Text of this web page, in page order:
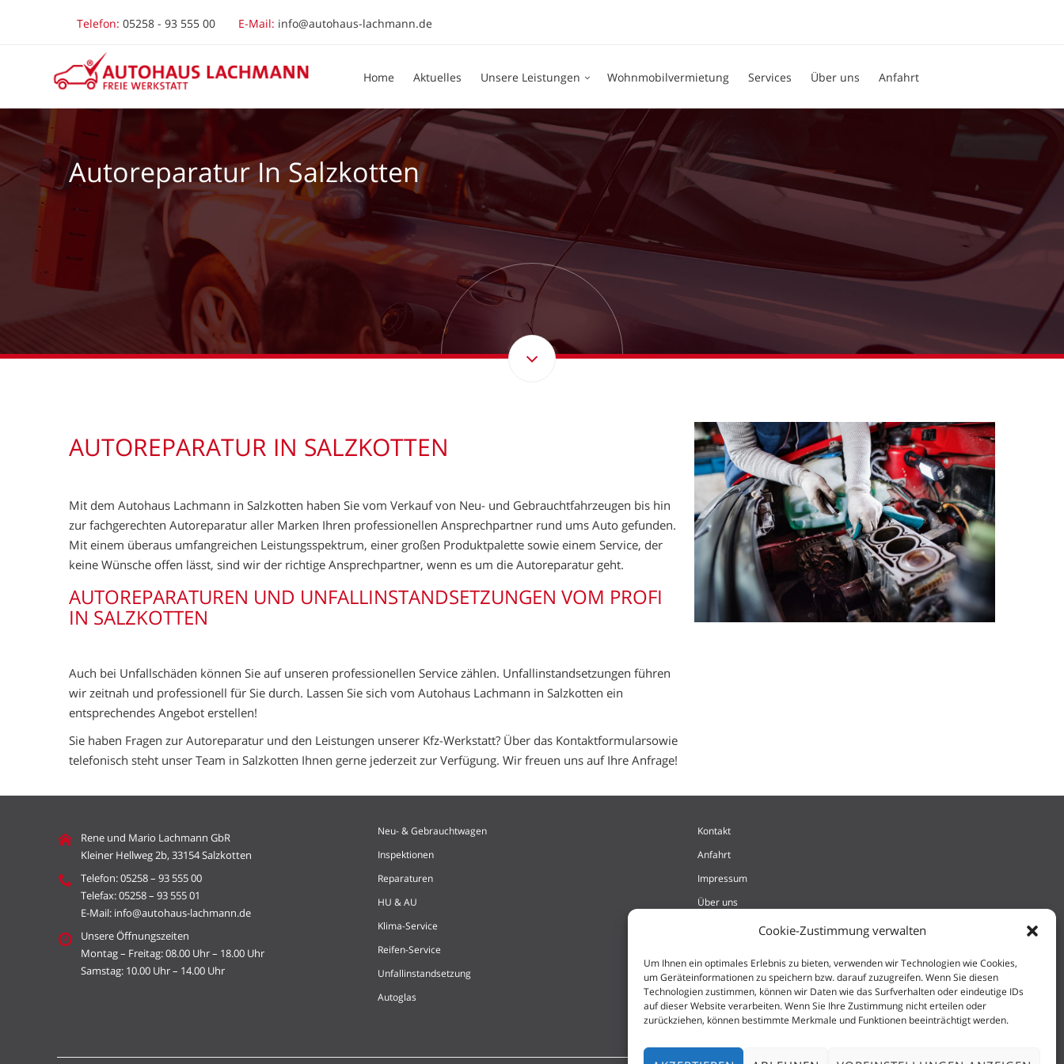
Cookie-Zustimmung verwalten
Um Ihnen ein optimales Erlebnis zu bieten, verwenden wir Technologien wie Cookies,
um Geräteinformationen zu speichern bzw. darauf zuzugreifen. Wenn Sie diesen
Technologien zustimmen, können wir Daten wie das Surfverhalten oder eindeutige IDs
auf dieser Website verarbeiten. Wenn Sie Ihre Zustimmung nicht erteilen oder
zurückziehen, können bestimmte Merkmale und Funktionen beeinträchtigt werden.
Telefon: 05258 - 93 555 00 E-Mail: info@autohaus-lachmann.de
Home Aktuelles Unsere Leistungen Wohnmobilvermietung Services Über uns Anfahrt
Autoreparatur In Salzkotten
AUTOREPARATUR IN SALZKOTTEN
Mit dem Autohaus Lachmann in Salzkotten haben Sie vom Verkauf von Neu- und Gebrauchtfahrzeugen bis hin
zur fachgerechten Autoreparatur aller Marken Ihren professionellen Ansprechpartner rund ums Auto gefunden.
Mit einem überaus umfangreichen Leistungsspektrum, einer großen Produktpalette sowie einem Service, der
keine Wünsche offen lässt, sind wir der richtige Ansprechpartner, wenn es um die Autoreparatur geht.
AUTOREPARATUREN UND UNFALLINSTANDSETZUNGEN VOM PROFI
IN SALZKOTTEN
Auch bei Unfallschäden können Sie auf unseren professionellen Service zählen. Unfallinstandsetzungen führen
wir zeitnah und professionell für Sie durch. Lassen Sie sich vom Autohaus Lachmann in Salzkotten ein
entsprechendes Angebot erstellen!
Sie haben Fragen zur Autoreparatur und den Leistungen unserer Kfz-Werkstatt? Über das Kontaktformularsowie
telefonisch steht unser Team in Salzkotten Ihnen gerne jederzeit zur Verfügung. Wir freuen uns auf Ihre Anfrage!
Rene und Mario Lachmann GbR
Kleiner Hellweg 2b, 33154 Salzkotten
Telefon: 05258 – 93 555 00
Telefax: 05258 – 93 555 01
E-Mail: info@autohaus-lachmann.de
Unsere Öffnungszeiten
Montag – Freitag: 08.00 Uhr – 18.00 Uhr
Samstag: 10.00 Uhr – 14.00 Uhr
Neu- & Gebrauchtwagen
Inspektionen
Reparaturen
HU & AU
Klima-Service
Reifen-Service
Unfallinstandsetzung
Autoglas
Kontakt
Anfahrt
Impressum
Über uns
Datenschutzerklärung